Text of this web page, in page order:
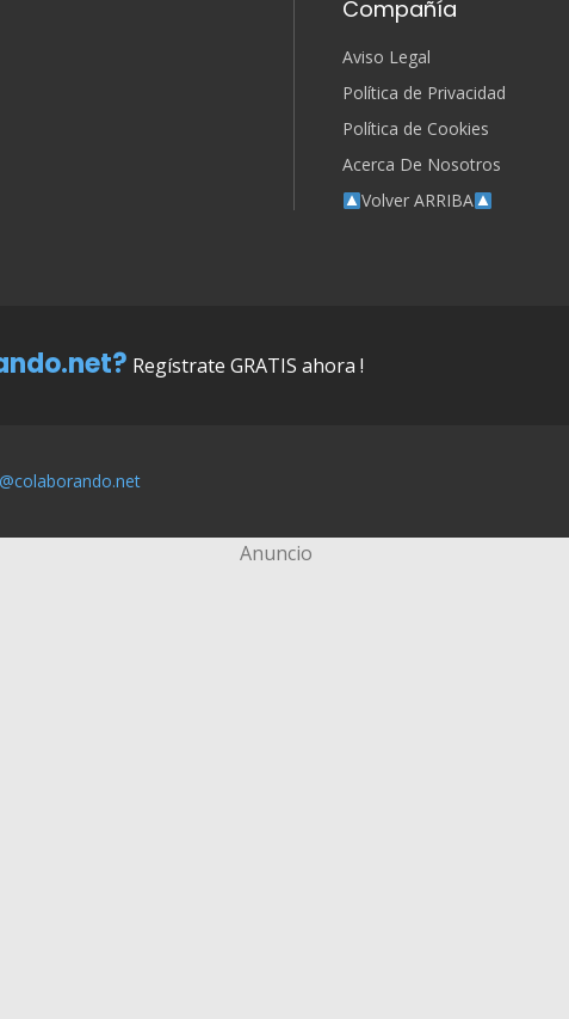
Compañía
Aviso Legal
Política de Privacidad
Política de Cookies
Acerca De Nosotros
Volver ARRIBA
Regístrate GRATIS ahora !
Anuncio